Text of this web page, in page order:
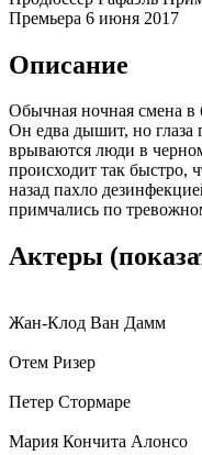
Премьера 6 июня 2017
Описание
Обычная ночная смена в
Он едва дышит, но глаза
врываются люди в
происходит так быстро,
назад пахло
примчались по
Актеры
Жан-Клод Ван Дамм
Отем Ризер
Петер Стормаре
Мария Кончита Алонсо